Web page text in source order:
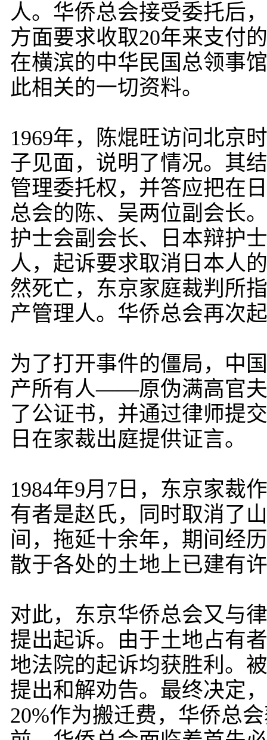
人。华侨总会接受委托后
方面要求收取20年来支付
在横滨的中华民国总领事
此相关的一切资料。
1969年，陈焜旺访问北京
子见面，说明了情况。其
管理委托权，并答应把在
总会的陈、吴两位副会长
护士会副会长、日本辩护
人，起诉要求取消日本人
然死亡，东京家庭裁判所
产管理人。华侨总会再次
为了打开事件的僵局，中
产所有人——原伪满高官夫
了公证书，并通过律师提
日在家裁出庭提供证言。
1984年9月7日，东京家裁
有者是赵氏，同时取消了
间，拖延十余年，期间经
散于各处的土地上已建有
对此，东京华侨总会又与
提出起诉。由于土地占有
地法院的起诉均获胜利。
提出和解劝告。最终决定
20%作为搬迁费，华侨总